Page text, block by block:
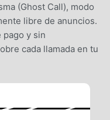
(Ghost Call), modo
libre de anuncios.
y sin
cada llamada en tu